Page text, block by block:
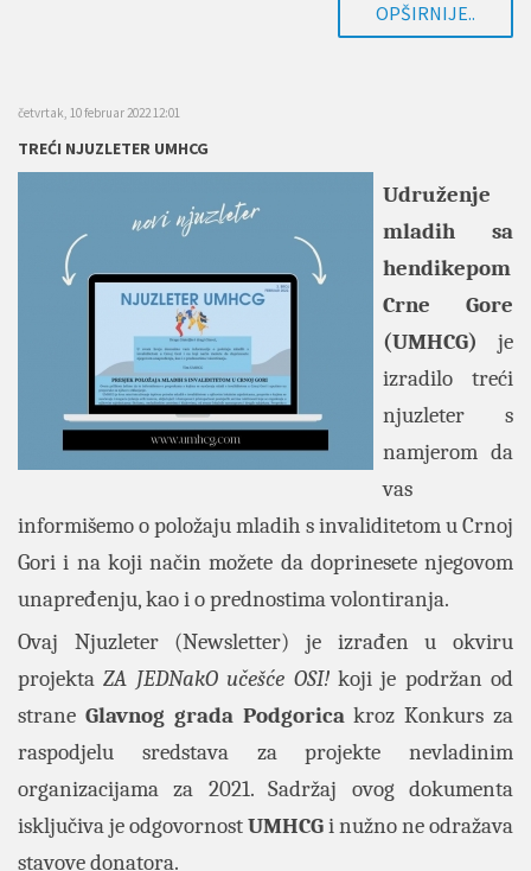
OPŠIRNIJE..
četvrtak, 10 februar 2022 12:01
TREĆI NJUZLETER UMHCG
Udruženje
mladih sa
hendikepom
Crne Gore
(UMHCG) je
izradilo treći
njuzleter s
namjerom da
vas
informišemo o položaju mladih s invaliditetom u Crnoj
Gori i na koji način možete da doprinesete njegovom
unapređenju, kao i o prednostima volontiranja.
Ovaj Njuzleter (Newsletter) je izrađen u okviru
projektaZA JEDNakO učešće OSI! koji je podržan od
strane Glavnog grada Podgoricakroz Konkurs za
raspodjelu sredstava za projekte nevladinim
organizacijama za 2021. Sadržaj ovog dokumenta
isključiva je odgovornostUMHCGi nužno ne odražava
stavove donatora.